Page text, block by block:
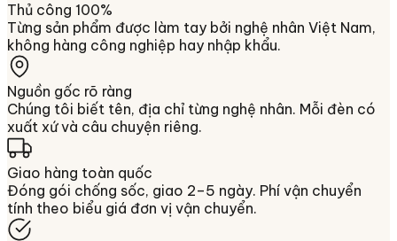
Thủ công 100%
Từng sản phẩm được làm tay bởi nghệ nhân Việt Nam,
không hàng công nghiệp hay nhập khẩu.
Nguồn gốc rõ ràng
Chúng tôi biết tên, địa chỉ từng nghệ nhân. Mỗi đèn có
xuất xứ và câu chuyện riêng.
Giao hàng toàn quốc
Đóng gói chống sốc, giao 2–5 ngày. Phí vận chuyển
tính theo biểu giá đơn vị vận chuyển.